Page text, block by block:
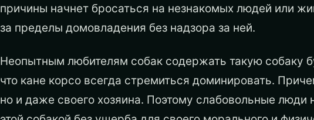
причины начнет бросаться на незнакомых людей или
за пределы домовладения без надзора за ней.
Неопытным любителям собак содержать такую собаку
что кане корсо всегда стремиться доминировать.
но и даже своего хозяина. Поэтому слабовольные люди